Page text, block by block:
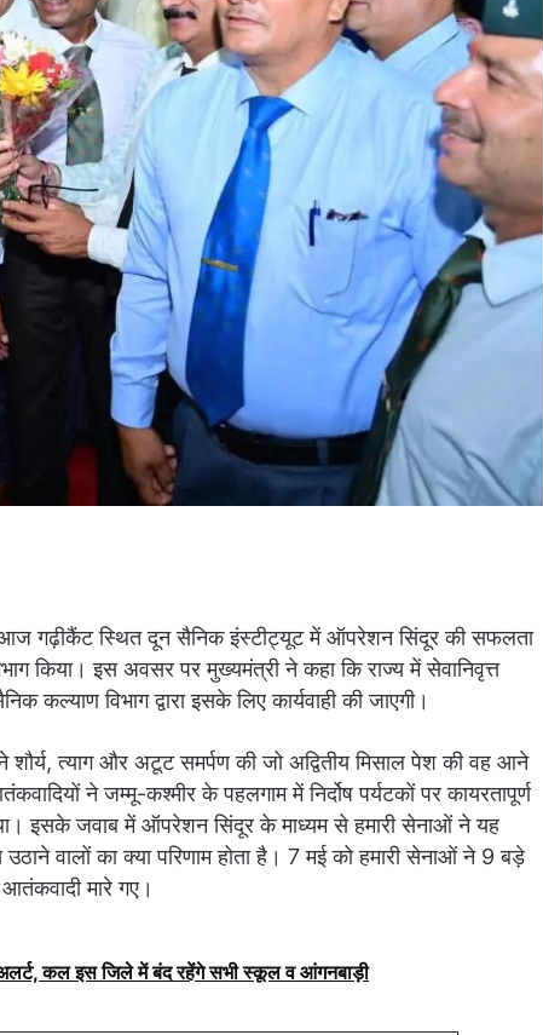
गढ़ीकैंट स्थित दून सैनिक इंस्टीट्यूट में ऑपरेशन सिंदूर की सफलता
किया। इस अवसर पर मुख्यमंत्री ने कहा कि राज्य में सेवानिवृत्त
कल्याण विभाग द्वारा इसके लिए कार्यवाही की जाएगी।
त्याग और अटूट समर्पण की जो अद्वितीय मिसाल पेश की वह आने
ने जम्मू-कश्मीर के पहलगाम में निर्दोष पर्यटकों पर कायरतापूर्ण
इसके जवाब में ऑपरेशन सिंदूर के माध्यम से हमारी सेनाओं ने यह
वालों का क्या परिणाम होता है। 7 मई को हमारी सेनाओं ने 9 बड़े
मारे गए।
अलर्ट, कल इस जिले में बंद रहेंगे सभी स्कूल व आंगनबाड़ी